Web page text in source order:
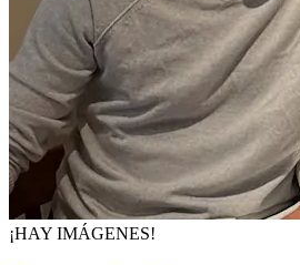
¡HAY IMÁGENES!